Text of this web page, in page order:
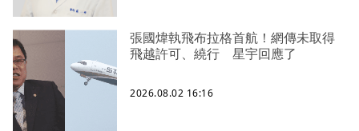
張國煒執飛布拉格首航！網傳未取得
飛越許可、繞行 星宇回應了
2026.08.02 16:16